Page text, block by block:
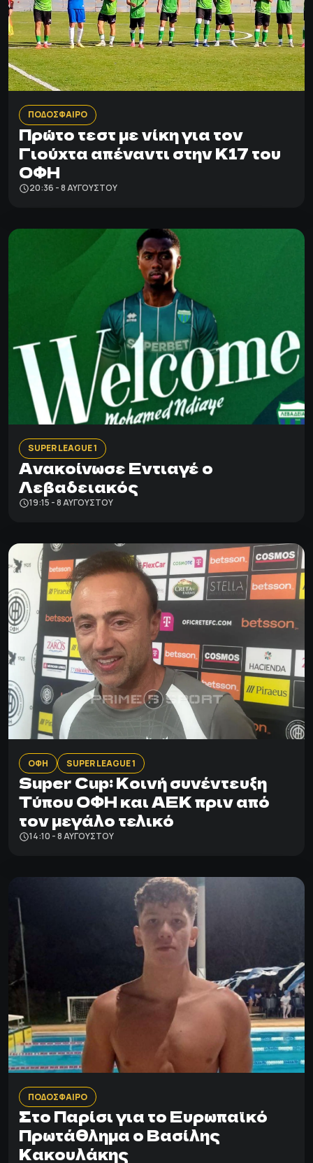
ΠΟΔΟΣΦΑΙΡΟ
Πρώτο τεστ με νίκη για τον
Γιούχτα απέναντι στην Κ17 του
ΟΦΗ
20:36 - 8 ΑΥΓΟΎΣΤΟΥ
SUPER LEAGUE 1
Ανακοίνωσε Εντιαγέ ο
Λεβαδειακός
19:15 - 8 ΑΥΓΟΎΣΤΟΥ
ΟΦΗ SUPER LEAGUE 1
Super Cup: Κοινή συνέντευξη
Τύπου ΟΦΗ και ΑΕΚ πριν από
τον μεγάλο τελικό
14:10 - 8 ΑΥΓΟΎΣΤΟΥ
ΠΟΔΟΣΦΑΙΡΟ
Στο Παρίσι για το Ευρωπαϊκό
Πρωτάθλημα ο Βασίλης
Κακουλάκης